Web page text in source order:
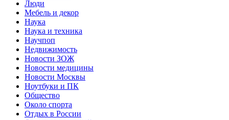
Люди
Мебель и декор
Наука
Наука и техника
Научпоп
Недвижимость
Новости ЗОЖ
Новости медицины
Новости Москвы
Ноутбуки и ПК
Общество
Около спорта
Отдых в России